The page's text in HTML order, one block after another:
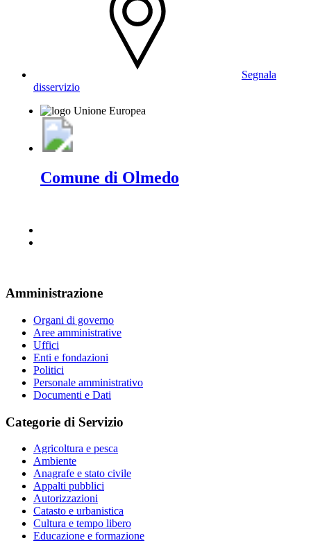
Segnala
disservizio
Comune di Olmedo
Amministrazione
Organi di governo
Aree amministrative
Uffici
Enti e fondazioni
Politici
Personale amministrativo
Documenti e Dati
Categorie di Servizio
Agricoltura e pesca
Ambiente
Anagrafe e stato civile
Appalti pubblici
Autorizzazioni
Catasto e urbanistica
Cultura e tempo libero
Educazione e formazione